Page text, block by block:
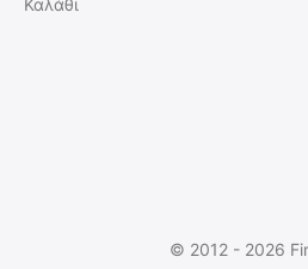
9110100755
Καλάθι
© 2012 - 2026